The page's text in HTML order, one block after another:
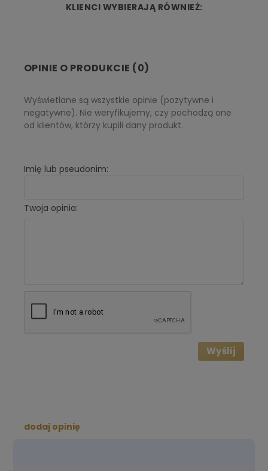
mech dębowy, wetyweria
KLIENCI WYBIERAJĄ RÓWNIEŻ:
OPINIE O PRODUKCIE (0)
Wyświetlane są wszystkie opinie (pozytywne i
negatywne). Nie weryfikujemy, czy pochodzą one
od klientów, którzy kupili dany produkt.
Imię lub pseudonim:
Twoja opinia:
Wyślij
dodaj opinię